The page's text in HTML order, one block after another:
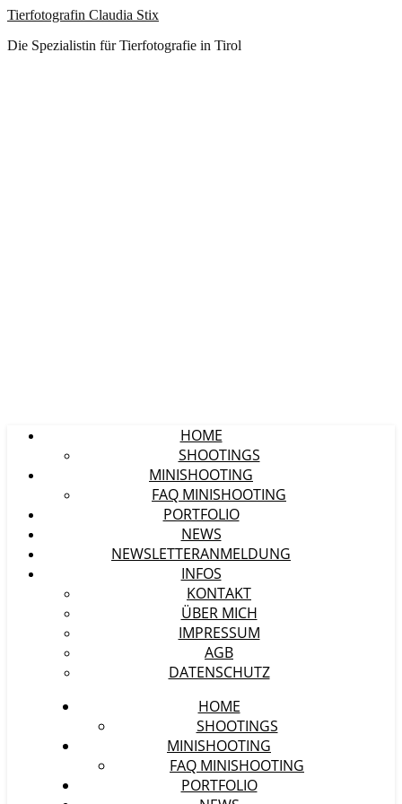
Tierfotografin Claudia Stix
Die Spezialistin für Tierfotografie in Tirol
HOME
SHOOTINGS
MINISHOOTING
FAQ MINISHOOTING
PORTFOLIO
NEWS
NEWSLETTERANMELDUNG
INFOS
KONTAKT
ÜBER MICH
IMPRESSUM
AGB
DATENSCHUTZ
HOME
SHOOTINGS
MINISHOOTING
FAQ MINISHOOTING
PORTFOLIO